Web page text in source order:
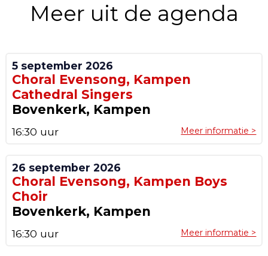
Meer uit de agenda
5 september 2026
Choral Evensong, Kampen
Cathedral Singers
Bovenkerk, Kampen
Meer informatie >
16:30 uur
26 september 2026
Choral Evensong, Kampen Boys
Choir
Bovenkerk, Kampen
Meer informatie >
16:30 uur